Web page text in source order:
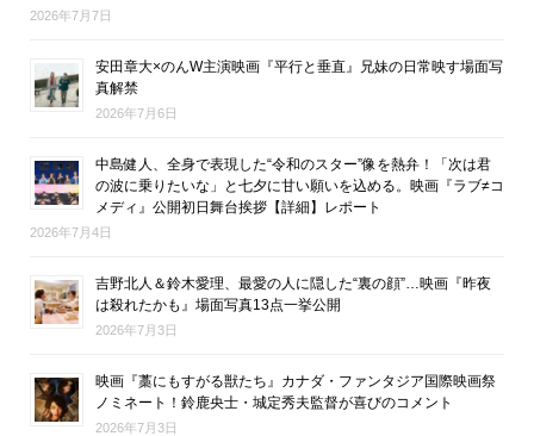
2026年7月7日
安田章大×のんW主演映画『平行と垂直』兄妹の日常映す場面写
真解禁
2026年7月6日
中島健人、全身で表現した“令和のスター”像を熱弁！「次は君
の波に乗りたいな」と七夕に甘い願いを込める。映画『ラブ≠コ
メディ』公開初日舞台挨拶【詳細】レポート
2026年7月4日
吉野北人＆鈴木愛理、最愛の人に隠した“裏の顔”…映画『昨夜
は殺れたかも』場面写真13点一挙公開
2026年7月3日
映画『藁にもすがる獣たち』カナダ・ファンタジア国際映画祭
ノミネート！鈴鹿央士・城定秀夫監督が喜びのコメント
2026年7月3日